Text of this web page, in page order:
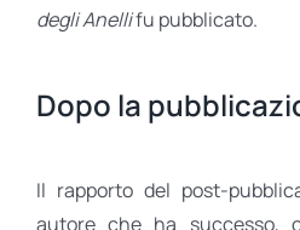
degli Anellifu pubblicato.
Dopo la
Il rapporto del post-
autore che ha